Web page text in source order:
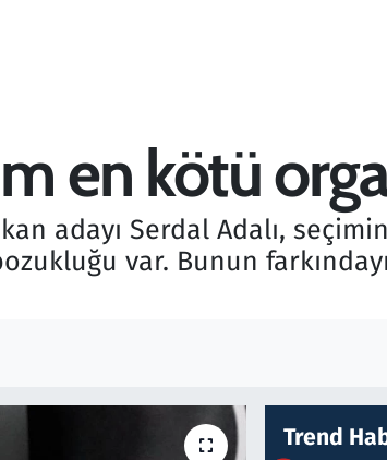
en kötü
adayı Serdal Adalı,
var. Bunun
Trend